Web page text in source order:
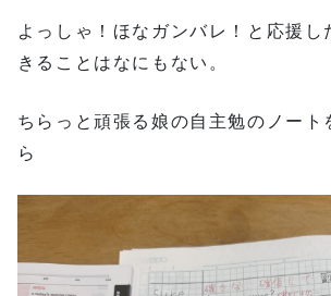
よっしゃ！ほなガンバレ！と応援し
きることはなにもない。
ちらっと頑張る娘の自主勉のノート
ら